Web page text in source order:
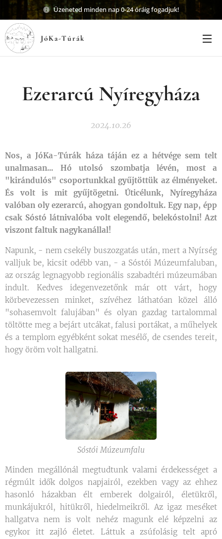
Üzeneted minden nap 0-24 óráig fogadjuk!
JóKa-Túrák
Ezerarcú Nyíregyháza
2024.10.26
Nos, a JóKa-Túrák háza táján ez a hétvége sem telt
unalmasan... Hó utolsó szombatja lévén, most a
"kirándulós" csoportunkkal gyűjtöttük az élményeket.
És volt is mit gyűjtögetni. Úticélunk, Nyíregyháza
valóban oly ezerarcú, ahogyan gondoltuk. Egy nap, épp
csak Sóstó látnivalóba volt elegendő, belekóstolni! Azt
viszont faltuk nagykanállal!
Napunk, - nem csekély buszozgatás után, mert a Nyírség
valljuk be, kicsit odébb van, - a Sóstói Múzeumfaluban,
az ország legnagyobb regionális szabadtéri múzeumában
indult. Kedves idegenvezetőnk már ott várt, hogy
körbevezessen minket, szívéhez láthatóan közel álló
"sohasemvolt falujában" és olyan gazdag tartalommal
töltötte meg a bejárt utcákat, falusi portákat, a műhelyek
és a templom egyébként sokat mesélő, de csendes tereit,
hogy öröm volt hallgatni.
Sóstói Múzeumfalu
Minden megállónál megtudtunk valami érdekességet a
régmúlt idők dolgos napjairól, ezekben vagy az ehhez
hasonló házakban élt emberek dolgairól, életükről,
munkájukról, hitükről, hiedelmeikről. Az igaz meséket
hallgatva nem is volt nehéz magunk elé képzelni az
egykor itt zajló életet. Láttuk a zsúfolásig telt apró